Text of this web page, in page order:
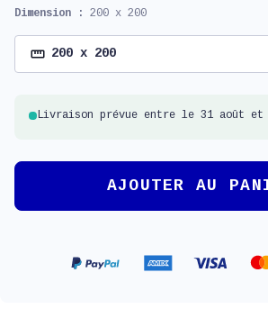
Dimension : 200 x 200
200 x 200
Livraison prévue entre le 31 août et
AJOUTER AU